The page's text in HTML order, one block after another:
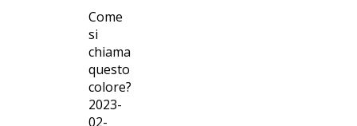
Come
si
chiama
questo
colore?
2023-
02-